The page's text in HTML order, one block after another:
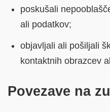
poskušali
ali podatkov;
objavljali ali pošiljali
kontaktnih obrazcev
Povezave na